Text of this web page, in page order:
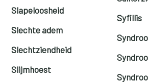
Slapeloosheid
Slechte adem
Slechtziendheid
Slijmhoest
Syfillis